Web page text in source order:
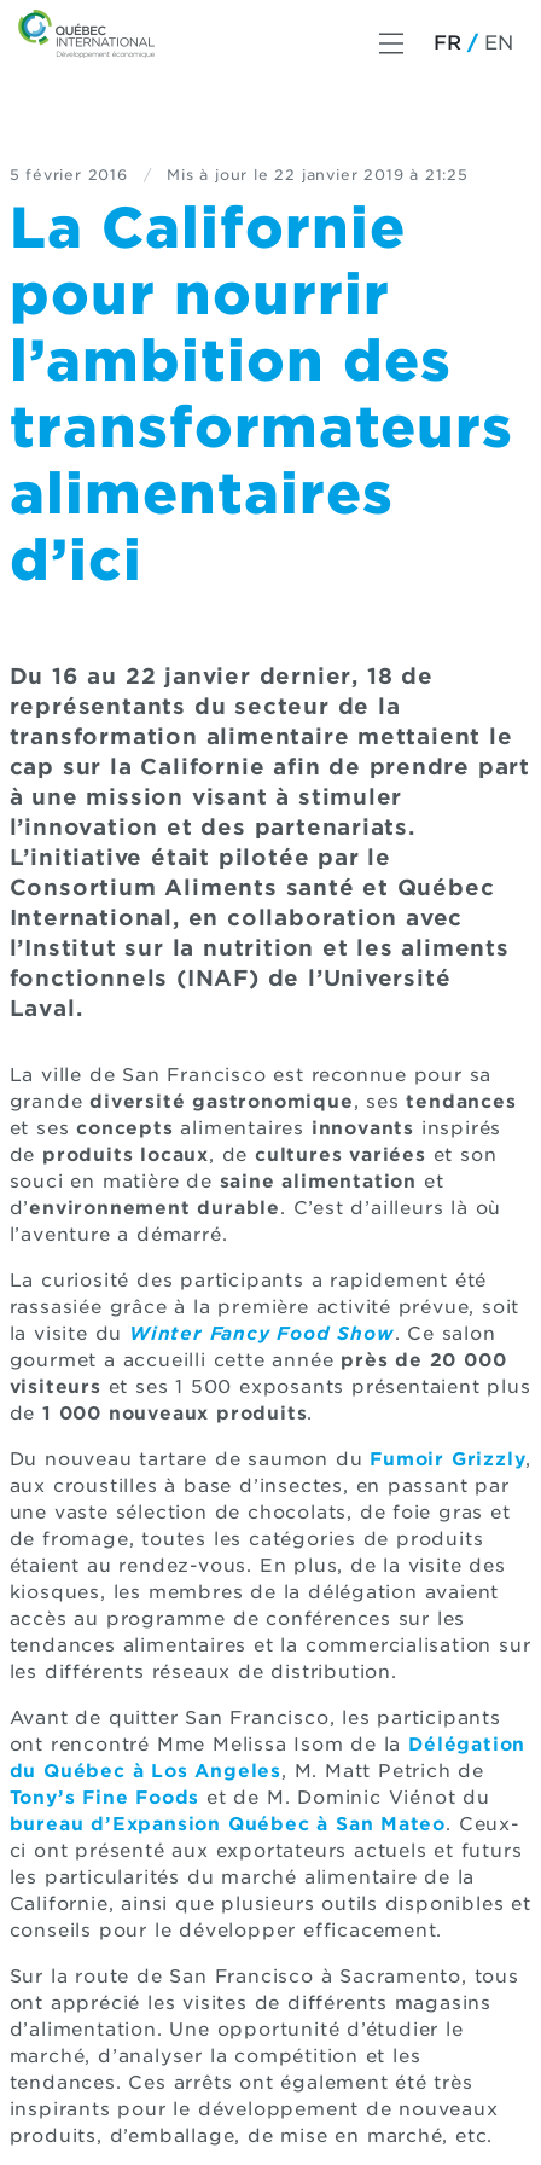
FR EN
5 février 2016 / Mis à jour le 22 janvier 2019 à 21:25
La Californie
pour nourrir
l’ambition des
transformateurs
alimentaires
d’ici
Du 16 au 22 janvier dernier, 18 de
représentants du secteur de la
transformation alimentaire mettaient le
cap sur la Californie afin de prendre part
à une mission visant à stimuler
l’innovation et des partenariats.
L’initiative était pilotée par le
Consortium Aliments santé et Québec
International, en collaboration avec
l’Institut sur la nutrition et les aliments
fonctionnels (INAF) de l’Université
Laval.
La ville de San Francisco est reconnue pour sa
grandediversité gastronomique, sestendances
et sesconcepts alimentaires innovants inspirés
de produits locaux, de cultures variées et son
souci en matière de saine alimentation et
d’environnement durable. C’est d’ailleurs là où
l’aventure a démarré.
La curiosité des participants a rapidement été
rassasiée grâce à la première activité prévue, soit
la visite du Winter Fancy Food Show. Ce salon
gourmet a accueilli cette année près de 20 000
visiteurs et ses 1 500 exposants présentaient plus
de 1 000 nouveaux produits.
Du nouveau tartare de saumon du Fumoir Grizzly,
aux croustilles à base d’insectes, en passant par
une vaste sélection de chocolats, de foie gras et
de fromage, toutes les catégories de produits
étaient au rendez-vous. En plus, de la visite des
kiosques, les membres de la délégation avaient
accès au programme de conférences sur les
tendances alimentaires et la commercialisation sur
les différents réseaux de distribution.
Avant de quitter San Francisco, les participants
ont rencontré Mme Melissa Isom de la Délégation
du Québec à Los Angeles, M. Matt Petrich de
Tony’s Fine Foods et de M. Dominic Viénot du
bureau d’Expansion Québec à San Mateo. Ceux-
ci ont présenté aux exportateurs actuels et futurs
les particularités du marché alimentaire de la
Californie, ainsi que plusieurs outils disponibles et
conseils pour le développer efficacement.
Sur la route de San Francisco à Sacramento, tous
ont apprécié les visites de différents magasins
d’alimentation. Une opportunité d’étudier le
marché, d’analyser la compétition et les
tendances. Ces arrêts ont également été très
inspirants pour le développement de nouveaux
produits, d’emballage, de mise en marché, etc.